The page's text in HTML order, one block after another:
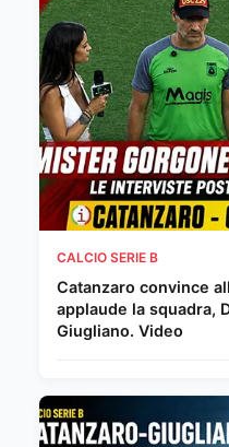
CALCIO SERIE B
Catanzaro convince
applaude la squadra,
Giugliano. Video